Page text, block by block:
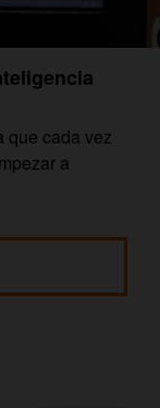
que cada vez
a